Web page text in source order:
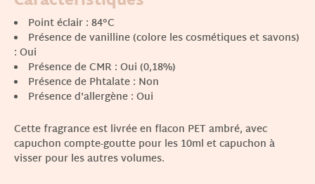
Point éclair : 84°C
Présence de vanilline (colore les cosmétiques et savons)
: Oui
Présence de CMR : Oui (0,18%)
Présence de Phtalate : Non
Présence d'allergène : Oui
Cette fragrance est livrée en flacon PET ambré, avec
capuchon compte-goutte pour les 10ml et capuchon à
visser pour les autres volumes.